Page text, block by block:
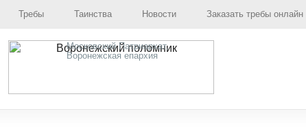
Требы Таинства Новости Заказать требы онлайн
Московский Патриархат,
Воронежская епархия